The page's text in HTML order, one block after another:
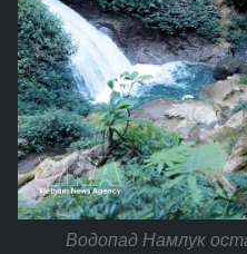
Водопад Намлук